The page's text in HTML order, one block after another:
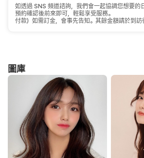
如透過 SNS 頻道諮詢，我們會一起協調您想要的
預約確認後前來即可，輕鬆享受服務。
付款）如需訂金，會事先告知。其餘金額請於到訪
圖庫